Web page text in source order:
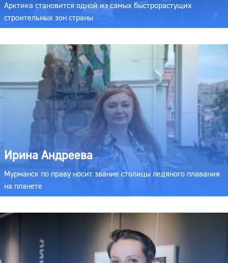
Арктика становится одной из самых быстрорастущих
строительных зон страны
Ирина Андреева
Мурманск по праву носит звание столицы ледяного плавания
на планете